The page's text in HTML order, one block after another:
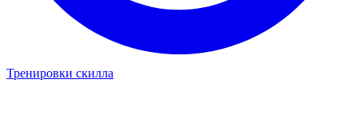
Тренировки скилла